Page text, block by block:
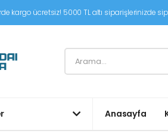
kargo ücretsiz! 5000 TL altı siparişlerinizde
Anasayfa